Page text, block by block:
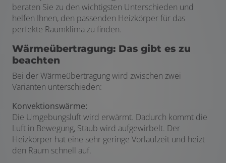
beraten Sie zu den wichtigsten Unterschieden und
helfen Ihnen, den passenden Heizkörper für das
perfekte Raumklima zu finden.
Wärmeübertragung: Das gibt es zu
beachten
Bei der Wärmeübertragung wird zwischen zwei
Varianten unterschieden:
Konvektionswärme:
Die Umgebungsluft wird erwärmt. Dadurch kommt die
Luft in Bewegung, Staub wird aufgewirbelt. Der
Heizkörper hat eine sehr geringe Vorlaufzeit und heizt
den Raum schnell auf.